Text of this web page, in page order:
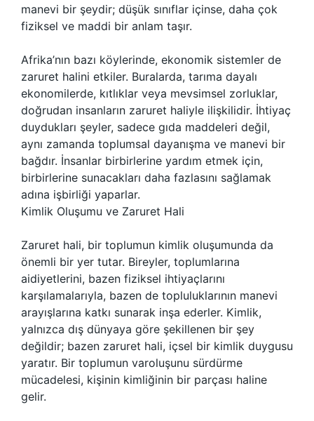
manevi bir şeydir; düşük sınıflar içinse, daha çok
fiziksel ve maddi bir anlam taşır.
Afrika’nın bazı köylerinde, ekonomik sistemler de
zaruret halini etkiler. Buralarda, tarıma dayalı
ekonomilerde, kıtlıklar veya mevsimsel zorluklar,
doğrudan insanların zaruret haliyle ilişkilidir. İhtiyaç
duydukları şeyler, sadece gıda maddeleri değil,
aynı zamanda toplumsal dayanışma ve manevi bir
bağdır. İnsanlar birbirlerine yardım etmek için,
birbirlerine sunacakları daha fazlasını sağlamak
adına işbirliği yaparlar.
Kimlik Oluşumu ve Zaruret Hali
Zaruret hali, bir toplumun kimlik oluşumunda da
önemli bir yer tutar. Bireyler, toplumlarına
aidiyetlerini, bazen fiziksel ihtiyaçlarını
karşılamalarıyla, bazen de topluluklarının manevi
arayışlarına katkı sunarak inşa ederler. Kimlik,
yalnızca dış dünyaya göre şekillenen bir şey
değildir; bazen zaruret hali, içsel bir kimlik duygusu
yaratır. Bir toplumun varoluşunu sürdürme
mücadelesi, kişinin kimliğinin bir parçası haline
gelir.